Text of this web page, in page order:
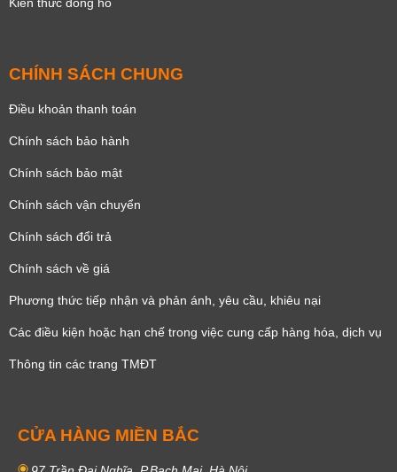
CHÍNH SÁCH CHUNG
Điều khoản thanh toán
Chính sách bảo hành
Chính sách bảo mật
Chính sách vận chuyển
Chính sách đổi trả
Chính sách về giá
Phương thức tiếp nhận và phản ánh, yêu cầu, khiêu nại
Các điều kiện hoặc hạn chế trong việc cung cấp hàng hóa, dịch vụ
Thông tin các trang TMĐT
CỬA HÀNG MIỀN BẮC